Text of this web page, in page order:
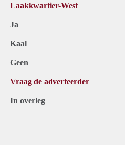
Laakkwartier-West
Ja
Kaal
Geen
Vraag de adverteerder
In overleg